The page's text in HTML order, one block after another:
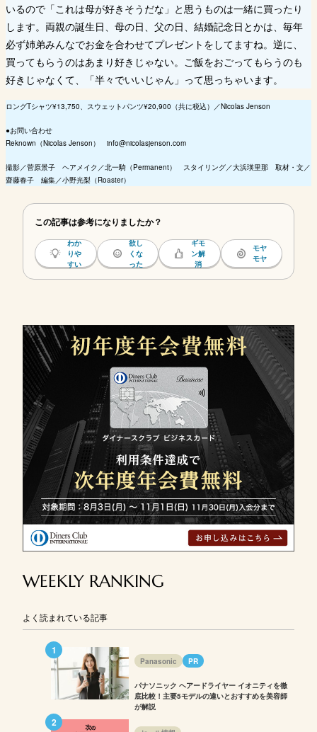
いるので「これは母が好きそうだな」と思うものは一緒に買ったり
します。両親の誕生日、母の日、父の日、結婚記念日とかは、毎年
必ず姉弟みんなでお金を合わせてプレゼントをしてますね。逆に、
買ってもらうのはあまり好きじゃない。ご飯をおごってもらうのも
好きじゃなくて、「半々でいいじゃん」って思っちゃいます。
ロングTシャツ¥13,750、スウェットパンツ¥20,900（共に税込）／Nicolas Jenson
●お問い合わせ
Reknown（Nicolas Jenson） info@nicolasjenson.com
撮影／菅原景子 ヘアメイク／北一騎（Permanent） スタイリング／大浜瑛里那 取材・文／
齋藤春子 編集／小野光梨（Roaster）
この記事は参考になりましたか？
わか
りや
すい
欲し
くな
った
ギモ
ン解
消
モヤ
モヤ
WEEKLY RANKING
よく読まれている記事
Panasonic PR
パナソニック ヘアードライヤー イオニティを徹
底比較！主要5モデルの違いとおすすめを美容師
が解説